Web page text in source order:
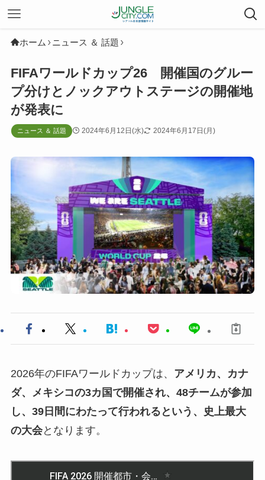
ホーム ニュース ＆ 話題
FIFAワールドカップ26 開催国のグルー
プ分けとノックアウトステージの開催地
が発表に
ニュース ＆ 話題 2024年6月12日(水) 2024年6月17日(月)
2026年のFIFAワールドカップは、 アメリカ、カナ
ダ、メキシコの3カ国で開催され、48チームが参加
し、39日間にわたって行われるという、史上最大
の大会となります。